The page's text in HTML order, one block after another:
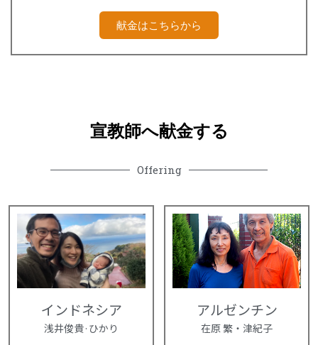
献金はこちらから
宣教師へ献金する
Offering
インドネシア
浅井俊貴·ひかり
アルゼンチン
在原 繁・津紀子